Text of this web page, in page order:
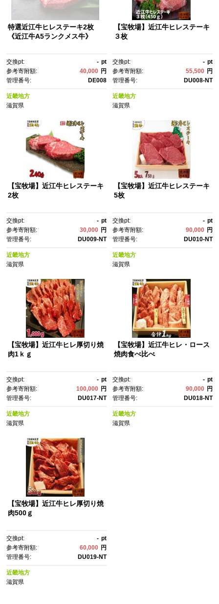
特選近江牛ヒレステーキ2枚
《近江牛A5ランクメス牛》
交換pt: - pt
参考寄附額:
40,000 円
管理番号:
DE008
近畿地方
滋賀県
【宝牧場】近江牛ヒレステーキ
３枚
交換pt: - pt
参考寄附額:
55,500 円
管理番号:
DU008-NT
近畿地方
滋賀県
【宝牧場】近江牛ヒレステーキ
2枚
交換pt: - pt
参考寄附額:
30,000 円
管理番号:
DU009-NT
近畿地方
滋賀県
【宝牧場】近江牛ヒレステーキ
5枚
交換pt: - pt
参考寄附額:
90,000 円
管理番号:
DU010-NT
近畿地方
滋賀県
【宝牧場】近江牛ヒレ厚切り焼
肉1ｋｇ
交換pt: - pt
参考寄附額:
100,000 円
管理番号:
DU017-NT
近畿地方
滋賀県
【宝牧場】近江牛ヒレ・ロース
焼肉食べ比べ
交換pt: - pt
参考寄附額:
90,000 円
管理番号:
DU018-NT
近畿地方
滋賀県
【宝牧場】近江牛ヒレ厚切り焼
肉500ｇ
交換pt: - pt
参考寄附額:
60,000 円
管理番号:
DU019-NT
近畿地方
滋賀県